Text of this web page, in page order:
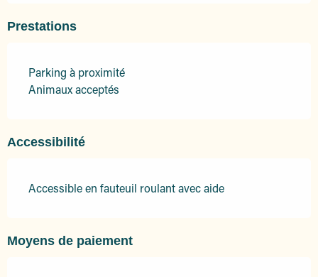
Prestations
Parking à proximité
Animaux acceptés
Accessibilité
Accessible en fauteuil roulant avec aide
Moyens de paiement